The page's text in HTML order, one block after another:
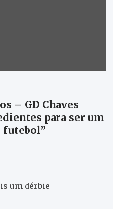
– GD Chaves
para ser um
futebol”
um dérbie